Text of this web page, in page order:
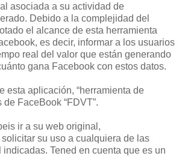
asociada a su actividad de
Debido a la complejidad del
el alcance de esta herramienta
es decir, informar a los usuarios
real del valor que están generando
gana Facebook con estos datos.
esta aplicación, “herramienta de
FaceBook “FDVT”.
ir a su web original,
su uso a cualquiera de las
Tened en cuenta que es un